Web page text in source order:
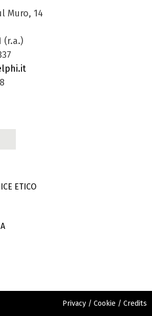
Muro, 14
(r.a.)
ETICO
Privacy / Cookie / Credits